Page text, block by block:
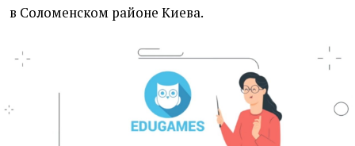
в Соломенском районе Киева.